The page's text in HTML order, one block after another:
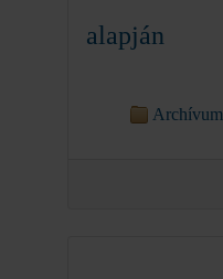
alapján
Archívum